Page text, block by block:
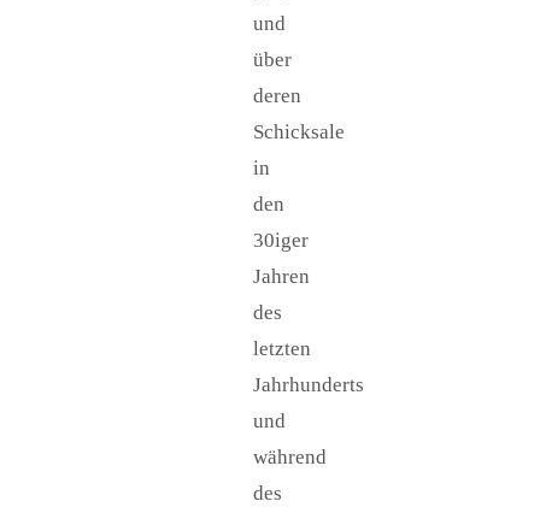
und
über
deren
Schicksale
in
den
30iger
Jahren
des
letzten
Jahrhunderts
und
während
des